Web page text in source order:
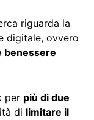
riguarda la
digitale, ovvero
benessere
per più di due
di limitare il